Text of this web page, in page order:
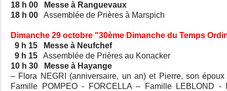
18 h 00
Messe à Ranguevaux
18 h 00
Assemblée de Prières à Marspich
Dimanche 29 octobre "30ème Dimanche du Temps
9 h 15
Messe à Neufchef
9 h 15
Assemblée de Prières au Konacker
10 h 30
Messe à Hayange
– Flora NEGRI (anniversaire, un an) et Pierre, son
Famille POMPEO - FORCELLA – Famille LEBLOND -